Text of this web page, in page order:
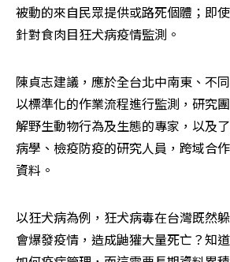
被動的來自民眾提供或路死個體；即
針對食肉目狂犬病疫情監測。
陳貞志建議，應於全台北中南東、不
以標準化的作業流程進行監測，研究
解野生動物行為及生態的專家，以及
病學、檢疫防疫的研究人員，跨域合
資料。
以狂犬病為例，狂犬病毒在台灣既然
會爆發疫情，造成鼬獾大量死亡？知